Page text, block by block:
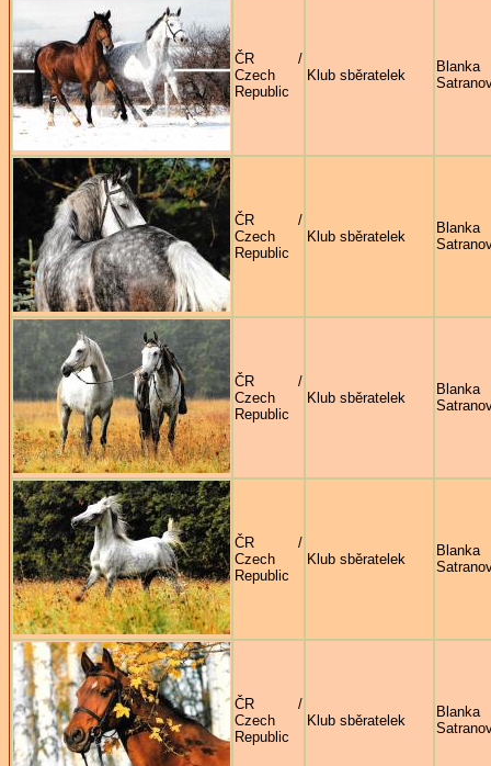
ČR /
Czech
Republic
Klub sběratelek
Blanka
ČR /
Czech
Republic
Klub sběratelek
Blanka
ČR /
Czech
Republic
Klub sběratelek
Blanka
ČR /
Czech
Republic
Klub sběratelek
Blanka
ČR /
Czech
Republic
Klub sběratelek
Blanka